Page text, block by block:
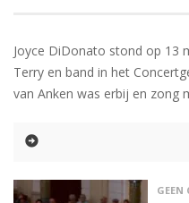
Joyce DiDonato stond op 13
Terry en band in het
van Anken was erbij en zong
GEEN